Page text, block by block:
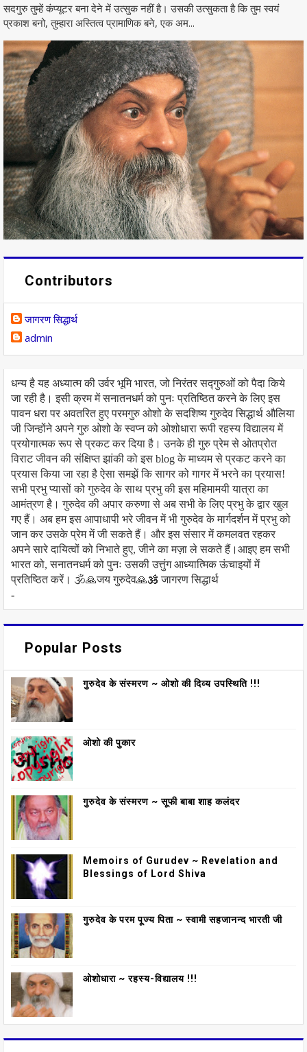
सदगुरु तुम्हें कंप्यूटर बना देने में उत्सुक नहीं है। उसकी उत्सुकता है कि तुम स्वयं
प्रकाश बनो, तुम्हारा अस्तित्व प्रामाणिक बने, एक अम...
Contributors
जागरण सिद्धार्थ
admin
धन्य है यह अध्यात्म की उर्वर भूमि भारत, जो निरंतर सद्गुरुओं को पैदा किये
जा रही है। इसी क्रम में सनातनधर्म को पुनः प्रतिष्ठित करने के लिए इस
पावन धरा पर अवतरित हुए परमगुरु ओशो के सदशिष्य गुरुदेव सिद्धार्थ औलिया
जी जिन्होंने अपने गुरु ओशो के स्वप्न को ओशोधारा रूपी रहस्य विद्यालय में
प्रयोगात्मक रूप से प्रकट कर दिया है। उनके ही गुरु प्रेम से ओतप्रोत
विराट जीवन की संक्षिप्त झांकी को इस blog के माध्यम से प्रकट करने का
प्रयास किया जा रहा है ऐसा समझें कि सागर को गागर में भरने का प्रयास!
सभी प्रभु प्यासों को गुरुदेव के साथ प्रभु की इस महिमामयी यात्रा का
आमंत्रण है। गुरुदेव की अपार करुणा से अब सभी के लिए प्रभु के द्वार खुल
गए हैं। अब हम इस आपाधापी भरे जीवन में भी गुरुदेव के मार्गदर्शन में प्रभु को
जान कर उसके प्रेम में जी सकते हैं। और इस संसार में कमलवत रहकर
अपने सारे दायित्वों को निभाते हुए, जीने का मज़ा ले सकते हैं।आइए हम सभी
भारत को, सनातनधर्म को पुनः उसकी उत्तुंग आध्यात्मिक ऊंचाइयों में
प्रतिष्ठित करें। 🕉️🙏जय गुरुदेव🙏🕉️ जागरण सिद्धार्थ
-
Popular Posts
गुरुदेव के संस्मरण ~ ओशो की दिव्य उपस्थिति !!!
ओशो की पुकार
गुरुदेव के संस्मरण ~ सूफी बाबा शाह कलंदर
Memoirs of Gurudev ~ Revelation and
Blessings of Lord Shiva
गुरुदेव के परम पूज्य पिता ~ स्वामी सहजानन्द भारती जी
ओशोधारा ~ रहस्य-विद्यालय !!!